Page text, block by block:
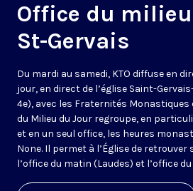
Office du
St-Gervais
Du mardi au samedi, KTO diffuse en
jour, en direct de l’église Saint-
4e), avec les Fraternités Monastiques
du Milieu du Jour regroupe, en
et en un seul office, les heures
None. Il permet à l’Église de retrouver
l’office du matin (Laudes) et l’office